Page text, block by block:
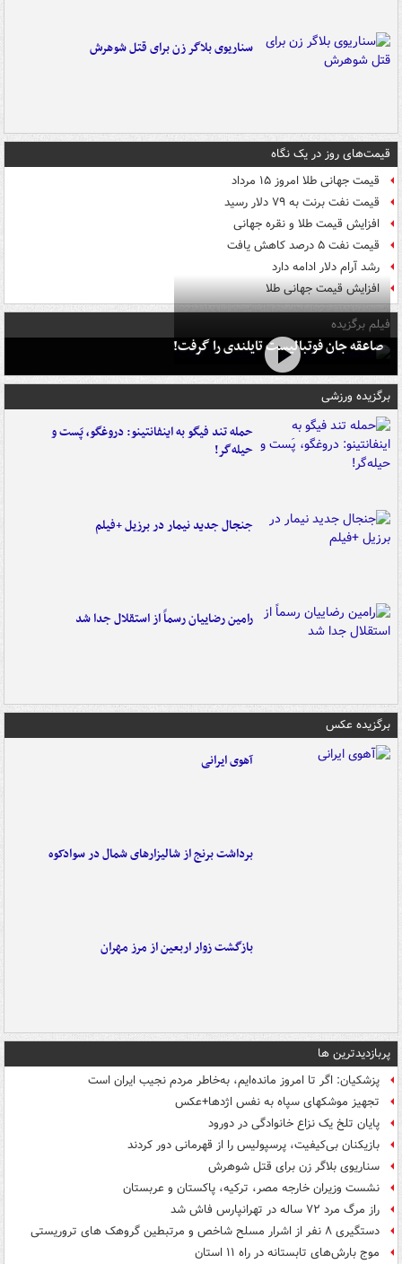
سناریوی بلاگر زن برای قتل شوهرش
قیمت‌های روز در یک نگاه
قیمت جهانی طلا امروز ۱۵ مرداد
قیمت نفت برنت به ۷۹ دلار رسید
افزایش قیمت طلا و نقره جهانی
قیمت نفت ۵ درصد کاهش یافت
رشد آرام دلار ادامه دارد
افزایش قیمت جهانی طلا
فیلم برگزیده
صاعقه جان فوتبالیست تایلندی را گرفت!
برگزیده ورزشی
حمله تند فیگو به اینفانتینو: دروغگو، پَست‌ و
حیله‌گر!
جنجال جدید نیمار در برزیل +فیلم
رامین رضاییان رسماً از استقلال جدا شد
برگزیده عکس
آهوی ایرانی
برداشت برنج از شالیزارهای شمال در سوادکوه
بازگشت زوار اربعین از مرز مهران
پربازدیدترین ها
پزشکیان: اگر تا امروز مانده‌ایم، به‌خاطر مردم نجیب ایران است
تجهیز موشکهای سپاه به نفس اژدها+عکس
پایان تلخ یک نزاع خانوادگی در دورود
بازیکنان بی‌کیفیت، پرسپولیس را از قهرمانی دور کردند
سناریوی بلاگر زن برای قتل شوهرش
نشست وزیران خارجه مصر، ترکیه، پاکستان و عربستان
راز مرگ مرد ۷۲ ساله در تهرانپارس فاش شد
دستگیری ۸ نفر از اشرار مسلح شاخص و مرتبطین گروهک های تروریستی
موج بارش‌های تابستانه در راه ۱۱ استان